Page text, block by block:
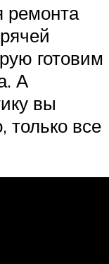
ремонта
готовим
А
вы
только все